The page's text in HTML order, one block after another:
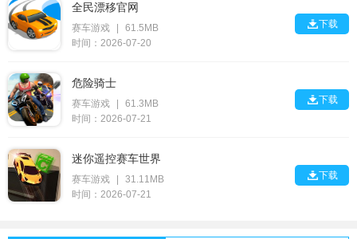
全民漂移官网
赛车游戏
61.5MB
时间：2026-07-20
下载
危险骑士
赛车游戏
61.3MB
时间：2026-07-21
下载
迷你遥控赛车世界
赛车游戏
31.11MB
时间：2026-07-21
下载